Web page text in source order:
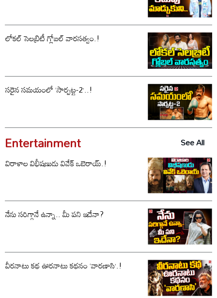
లోకల్ సెలబ్రిటీ గ్లోబల్ వారసత్వం.!
సరైన సమయంలో ‘సార్పట్ట-2’..!
Entertainment
See All
విరాళాల విభీషణుడు వివేక్ ఒబెరాయ్.!
నేను సరిగ్గానే ఉన్నా.. మీ పని ఇదేనా?
వీరనాటు కథ ఊరనాటు కథనం ‘వారణాసి’.!